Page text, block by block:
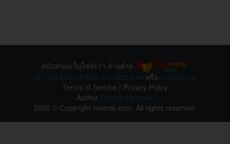
สนับสนุนเว็บไซต์เรา จ่ายด้วย
20 บาท 50 บาท 100 บาท 300 บาท หรือ ระบุจำนวน
Terms of Service | Privacy Policy
Author Ninenik Narkdee
2026 © Copyright ninenik.com. All rights reserved.